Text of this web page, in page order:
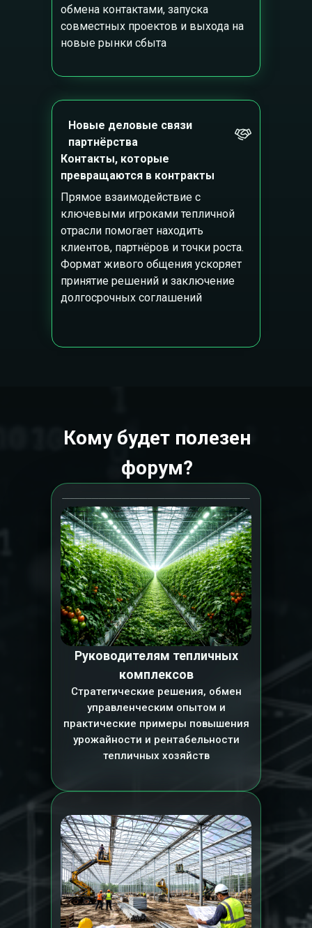
Новые деловые связи
партнёрства
Контакты, которые
превращаются в контракты
Прямое взаимодействие с
ключевыми игроками тепличной
отрасли помогает находить
клиентов, партнёров и точки роста.
Формат живого общения ускоряет
принятие решений и заключение
долгосрочных соглашений
обмена контактами, запуска
совместных проектов и выхода на
новые рынки сбыта
Кому будет полезен
форум?
Руководителям тепличных
комплексов
Стратегические решения, обмен
управленческим опытом и
практические примеры повышения
урожайности и рентабельности
тепличных хозяйств